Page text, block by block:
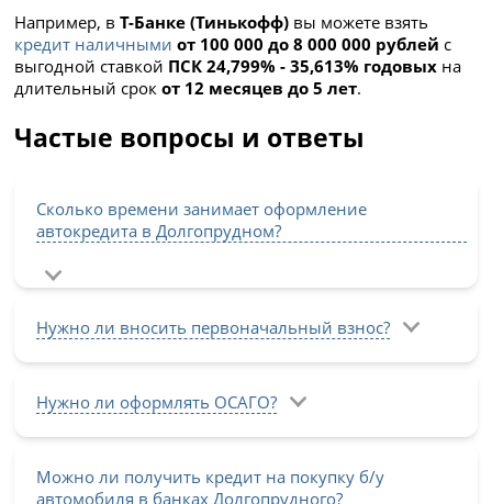
Например, вТ-Банке (Тинькофф) вы можете взять
кредит наличными от 100 000 до 8 000 000 рублей с
выгодной ставкой ПСК 24,799% - 35,613% годовых на
длительный срокот 12 месяцев до 5 лет.
Частые вопросы и ответы
Сколько времени занимает оформление
автокредита в Долгопрудном?
Нужно ли вносить первоначальный взнос?
Нужно ли оформлять ОСАГО?
Можно ли получить кредит на покупку б/у
автомобиля в банках Долгопрудного?